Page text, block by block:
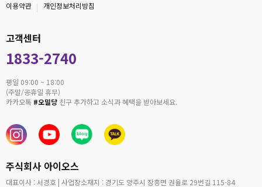
이용약관 개인정보처리방침
고객센터
1833-2740
평일 09:00 ~ 18:00
(주말/공휴일 휴무)
카카오톡 #오밀당 친구 추가하고 소식과 혜택을 받아보세요.
주식회사 아이오스
대표이사 : 서경호 | 사업장소재지 : 경기도 양주시 장흥면 권율로 29번길 115-84